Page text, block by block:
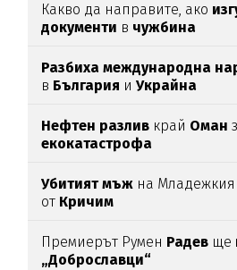
Какво да направите, ако
документи в чужбина
Разбиха международна
в България иУкрайна
Нефтен разлив край Оман
екокатастрофа
Убитият мъж на Младежкия
от Кричим
Премиерът Румен Радев ще
„Доброславци“